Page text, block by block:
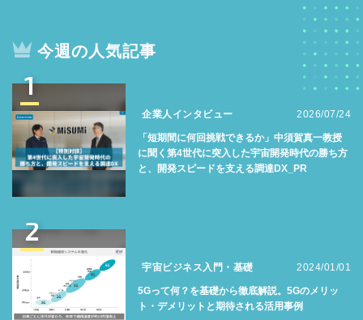
今週の人気記事
1
企業人インタビュー 2026/07/24
「短期間に何回挑戦できるか」中須賀真一教授
に聞く第4世代に突入した宇宙開発時代の勝ち方
と、開発スピードを支える調達DX_PR
2
宇宙ビジネス入門・基礎 2024/01/01
5Gって何？を基礎から徹底解説。5Gのメリッ
ト・デメリットと期待される活用事例